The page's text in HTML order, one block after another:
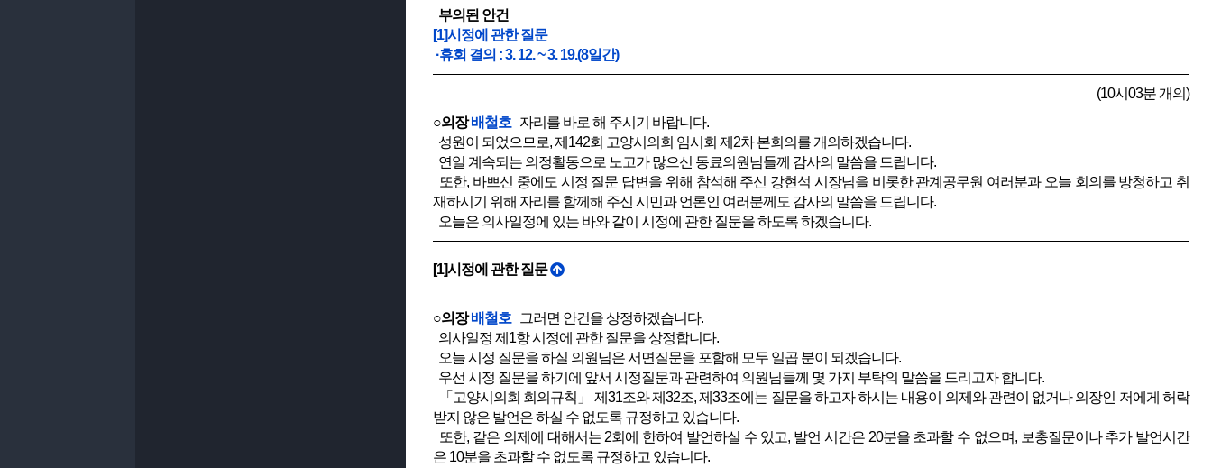
부의된 안건
[1]시정에 관한 질문
·휴회 결의 : 3. 12. ~ 3. 19.(8일간)
(10시03분 개의)
○의장배철호 자리를 바로 해 주시기 바랍니다.
성원이 되었으므로, 제142회 고양시의회 임시회 제2차 본회의를 개의하겠습니다.
연일 계속되는 의정활동으로 노고가 많으신 동료의원님들께 감사의 말씀을 드립니다.
또한, 바쁘신 중에도 시정 질문 답변을 위해 참석해 주신 강현석 시장님을 비롯한 관계공무원 여러분과 오늘 회의를 방청하고 취
재하시기 위해 자리를 함께해 주신 시민과 언론인 여러분께도 감사의 말씀을 드립니다.
오늘은 의사일정에 있는 바와 같이 시정에 관한 질문을 하도록 하겠습니다.
[1]시정에 관한 질문
○의장배철호 그러면 안건을 상정하겠습니다.
의사일정 제1항 시정에 관한 질문을 상정합니다.
오늘 시정 질문을 하실 의원님은 서면질문을 포함해 모두 일곱 분이 되겠습니다.
우선 시정 질문을 하기에 앞서 시정질문과 관련하여 의원님들께 몇 가지 부탁의 말씀을 드리고자 합니다.
「고양시의회 회의규칙」 제31조와 제32조, 제33조에는 질문을 하고자 하시는 내용이 의제와 관련이 없거나 의장인 저에게 허락
받지 않은 발언은 하실 수 없도록 규정하고 있습니다.
또한, 같은 의제에 대해서는 2회에 한하여 발언하실 수 있고, 발언 시간은 20분을 초과할 수 없으며, 보충질문이나 추가 발언시간
은 10분을 초과할 수 없도록 규정하고 있습니다.